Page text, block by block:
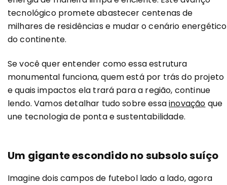
tecnológico promete abastecer centenas de
milhares de residências e mudar o cenário energético
do continente.
Se você quer entender como essa estrutura
monumental funciona, quem está por trás do projeto
e quais impactos ela trará para a região, continue
lendo. Vamos detalhar tudo sobre essainovação que
une tecnologia de ponta e sustentabilidade.
Um gigante escondido no subsolo suíço
Imagine dois campos de futebol lado a lado, agora